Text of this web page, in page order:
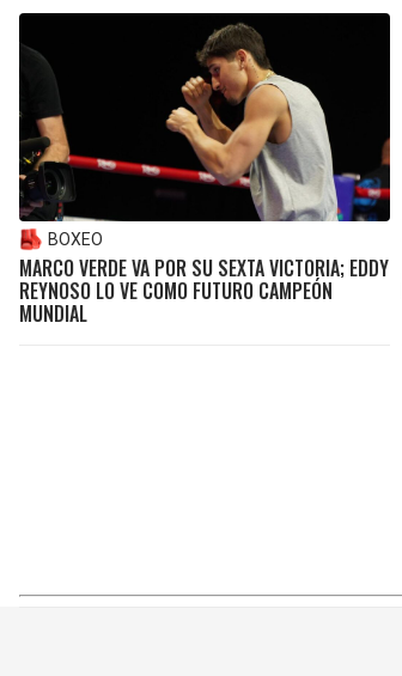
BOXEO
MARCO VERDE VA POR SU SEXTA VICTORIA; EDDY
REYNOSO LO VE COMO FUTURO CAMPEÓN
MUNDIAL